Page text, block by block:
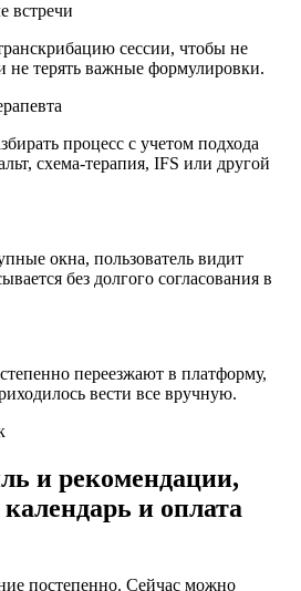
встречи
сессии, чтобы не
не терять важные формулировки.
процесс с учетом подхода
схема-терапия, IFS или другой
окна, пользователь видит
без долгого согласования в
переезжают в платформу,
вести все вручную.
и рекомендации,
и оплата
постепенно. Сейчас можно